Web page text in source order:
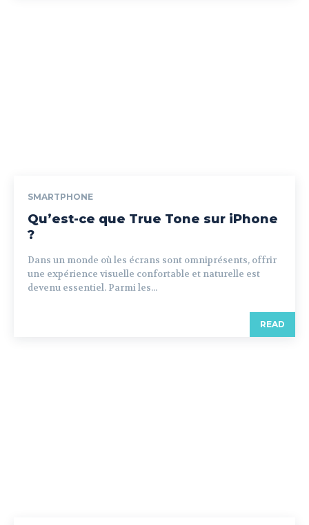
SMARTPHONE
Qu’est-ce que True Tone sur iPhone
?
Dans un monde où les écrans sont omniprésents, offrir
une expérience visuelle confortable et naturelle est
devenu essentiel. Parmi les...
READ